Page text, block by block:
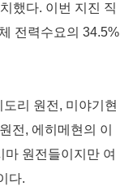
했다. 이번 지진 직
전력수요의 34.5%
리 원전, 미야기현
전, 에히메현의 이
원전들이지만 여
다.